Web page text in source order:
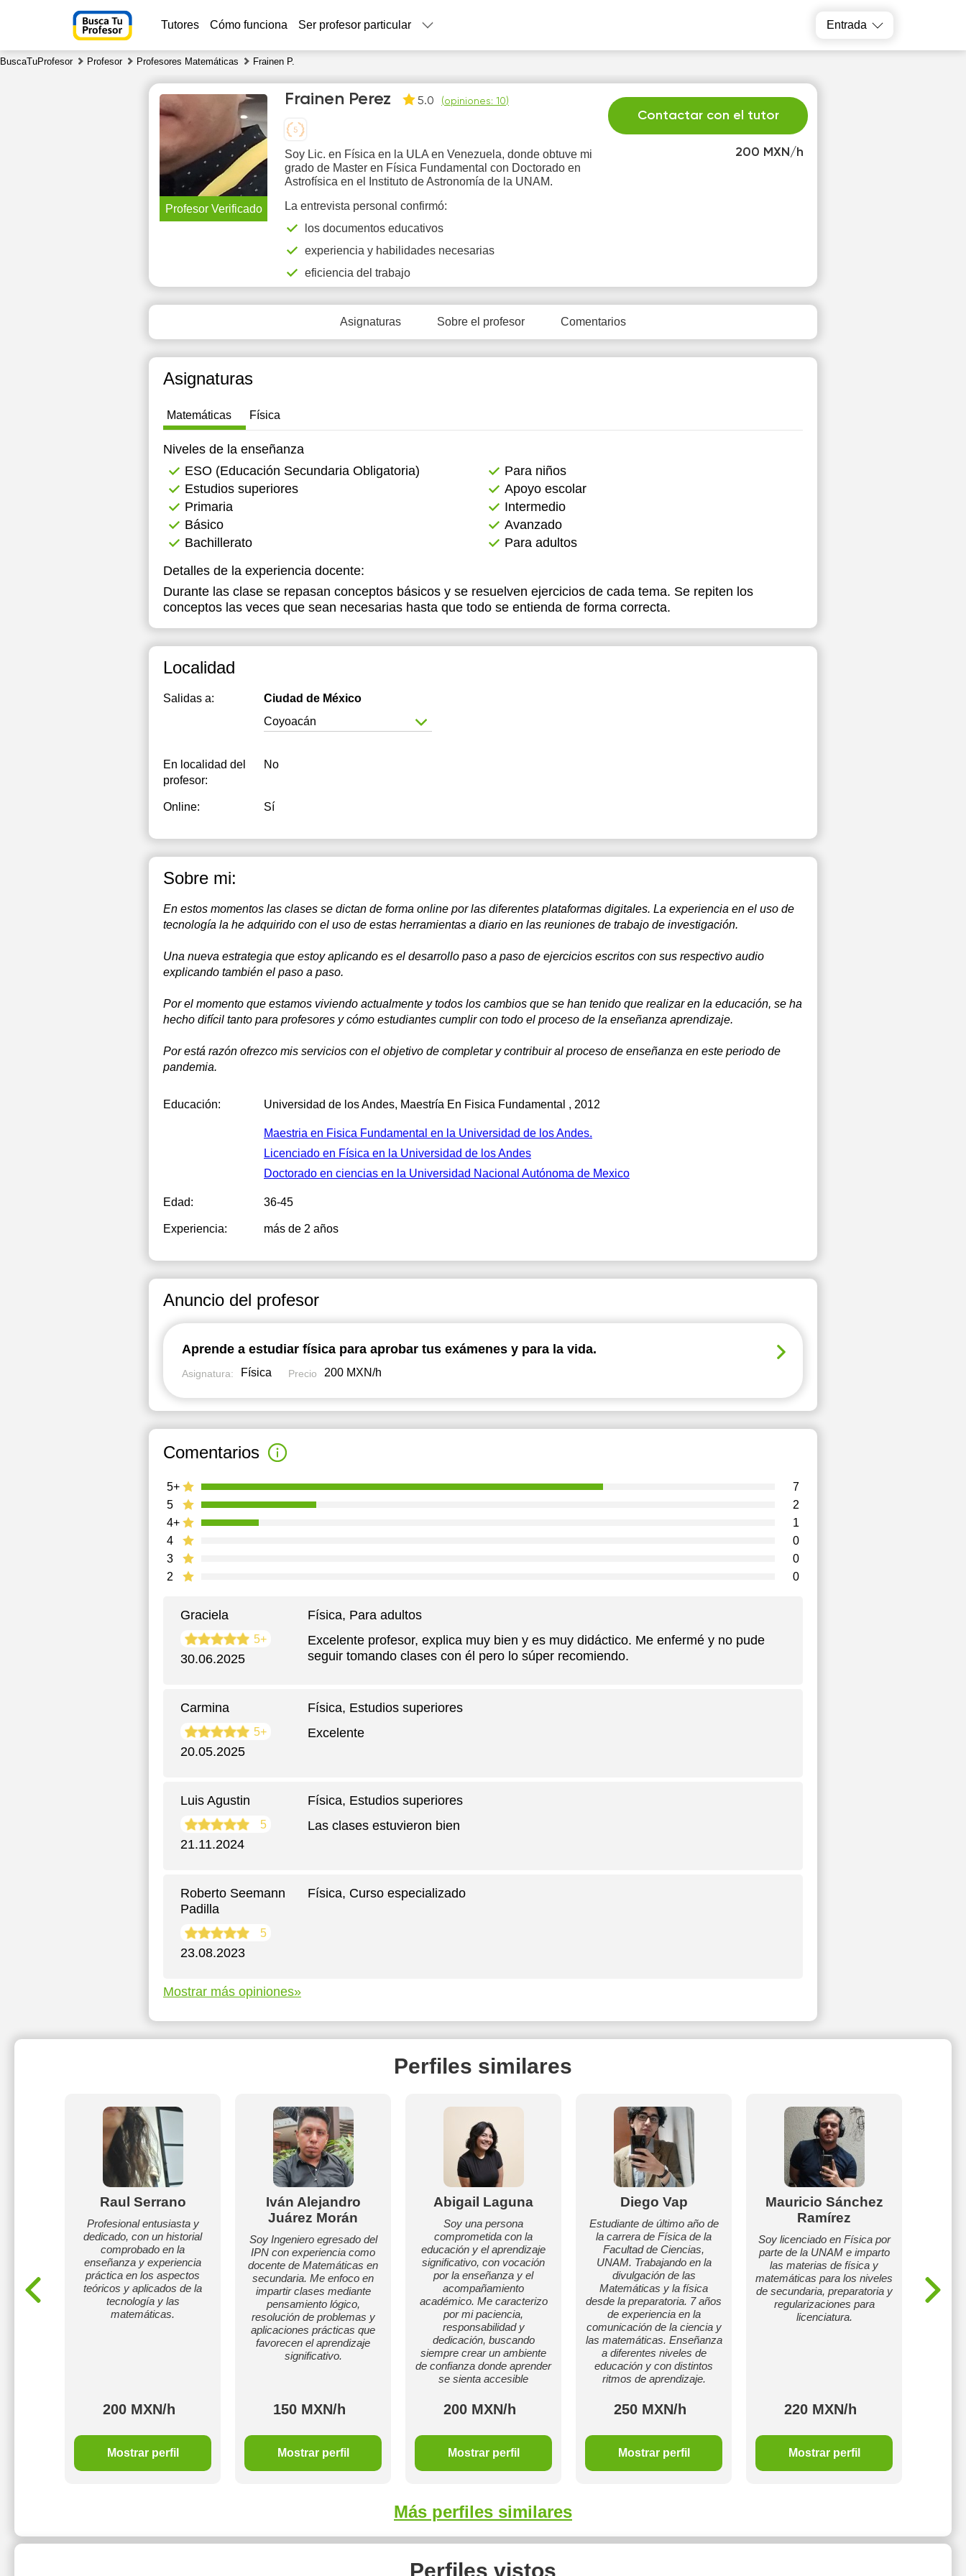
Tutores Cómo funciona Ser profesor particular Entrada
BuscaTuProfesor Profesor Profesores Matemáticas Frainen P.
Profesor Verificado
200 MXN/h
Contactar con el tutor
Frainen Perez 5.0 (opiniones: 10)
Soy Lic. en Física en la ULA en Venezuela, donde obtuve mi
grado de Master en Física Fundamental con Doctorado en
Astrofísica en el Instituto de Astronomía de la UNAM.
La entrevista personal confirmó:
los documentos educativos
experiencia y habilidades necesarias
eficiencia del trabajo
Asignaturas Sobre el profesor Comentarios
Asignaturas
Matemáticas Física
Niveles de la enseñanza
ESO (Educación Secundaria Obligatoria)
Para niños
Estudios superiores
Apoyo escolar
Primaria
Intermedio
Básico
Avanzado
Bachillerato
Para adultos
Detalles de la experiencia docente:
Durante las clase se repasan conceptos básicos y se resuelven ejercicios de cada tema. Se repiten los
conceptos las veces que sean necesarias hasta que todo se entienda de forma correcta.
Localidad
Salidas a:
Ciudad de México
Coyoacán
En localidad del
profesor:
No
Online: Sí
Sobre mi:
En estos momentos las clases se dictan de forma online por las diferentes plataformas digitales. La experiencia en el uso de
tecnología la he adquirido con el uso de estas herramientas a diario en las reuniones de trabajo de investigación.
Una nueva estrategia que estoy aplicando es el desarrollo paso a paso de ejercicios escritos con sus respectivo audio
explicando también el paso a paso.
Por el momento que estamos viviendo actualmente y todos los cambios que se han tenido que realizar en la educación, se ha
hecho difícil tanto para profesores y cómo estudiantes cumplir con todo el proceso de la enseñanza aprendizaje.
Por está razón ofrezco mis servicios con el objetivo de completar y contribuir al proceso de enseñanza en este periodo de
pandemia.
Educación: Universidad de los Andes, Maestría En Fisica Fundamental , 2012
Maestria en Fisica Fundamental en la Universidad de los Andes.
Licenciado en Física en la Universidad de los Andes
Doctorado en ciencias en la Universidad Nacional Autónoma de Mexico
Edad: 36-45
Experiencia: más de 2 años
Anuncio del profesor
Aprende a estudiar física para aprobar tus exámenes y para la vida.
Asignatura: Física Precio 200 MXN/h
Comentarios
2 0
3 0
4 0
4+ 1
5 2
5+ 7
Graciela
5+
30.06.2025
Física, Para adultos
Excelente profesor, explica muy bien y es muy didáctico. Me enfermé y no pude
seguir tomando clases con él pero lo súper recomiendo.
Carmina
5+
20.05.2025
Física, Estudios superiores
Excelente
Luis Agustin
5
21.11.2024
Física, Estudios superiores
Las clases estuvieron bien
Roberto Seemann
Padilla
5
23.08.2023
Física, Curso especializado
Mostrar más opiniones»
Perfiles similares
hasta
Raul Serrano
Profesional entusiasta y
dedicado, con un historial
comprobado en la
enseñanza y experiencia
práctica en los aspectos
teóricos y aplicados de la
tecnología y las
matemáticas.
200 MXN/h
Mostrar perfil
Iván Alejandro
Juárez Morán
Soy Ingeniero egresado del
IPN con experiencia como
docente de Matemáticas en
secundaria. Me enfoco en
impartir clases mediante
pensamiento lógico,
resolución de problemas y
aplicaciones prácticas que
favorecen el aprendizaje
significativo.
150 MXN/h
Mostrar perfil
Abigail Laguna
Soy una persona
comprometida con la
educación y el aprendizaje
significativo, con vocación
por la enseñanza y el
acompañamiento
académico. Me caracterizo
por mi paciencia,
responsabilidad y
dedicación, buscando
siempre crear un ambiente
de confianza donde aprender
se sienta accesible
200 MXN/h
Mostrar perfil
Diego Vap
Estudiante de último año de
la carrera de Física de la
Facultad de Ciencias,
UNAM. Trabajando en la
divulgación de las
Matemáticas y la física
desde la preparatoria. 7 años
de experiencia en la
comunicación de la ciencia y
las matemáticas. Enseñanza
a diferentes niveles de
educación y con distintos
ritmos de aprendizaje.
250 MXN/h
Mostrar perfil
Mauricio Sánchez
Ramírez
Soy licenciado en Física por
parte de la UNAM e imparto
las materias de física y
matemáticas para los niveles
de secundaria, preparatoria y
regularizaciones para
licenciatura.
220 MXN/h
Mostrar perfil
Más perfiles similares
Perfiles vistos
Th
6
Fr
Sa
Su
Mo
18:00
19:30
20:30
21:00
10:00
11:00
13:30
16:00
16:30
17:30
18:30
19:00
21:00
11:00
12:00
12:30
14:30
15:30
12:00
12:30
14:30
16:00